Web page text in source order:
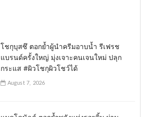
โชกุบุสซึ ตอกย้ำผู้นำครีมอาบน้ำ รีเฟรช
แบรนด์ครั้งใหญ่ มุ่งเจาะคนเจนใหม่ ปลุก
กระแส #ผิวโชกุผิวโชว์ได้
August 7, 2026